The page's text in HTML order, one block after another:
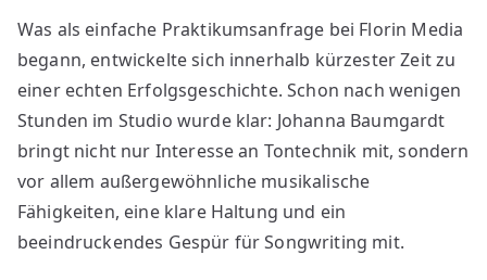
Was als einfache Praktikumsanfrage bei Florin Media
begann, entwickelte sich innerhalb kürzester Zeit zu
einer echten Erfolgsgeschichte. Schon nach wenigen
Stunden im Studio wurde klar: Johanna Baumgardt
bringt nicht nur Interesse an Tontechnik mit, sondern
vor allem außergewöhnliche musikalische
Fähigkeiten, eine klare Haltung und ein
beeindruckendes Gespür für Songwriting mit.